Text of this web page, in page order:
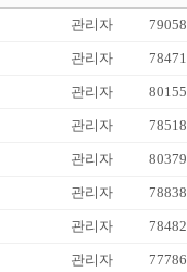
관리자 79058
관리자 78471
관리자 80155
관리자 78518
관리자 80379
관리자 78838
관리자 78482
관리자 77786